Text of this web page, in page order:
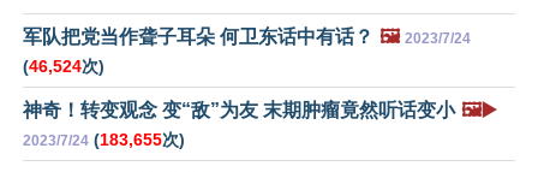
军队把党当作聋子耳朵 何卫东话中有话？ 🖼️ 2023/7/24
(46,524次)
神奇！转变观念 变“敌”为友 末期肿瘤竟然听话变小 🖼️▶️
2023/7/24 (183,655次)